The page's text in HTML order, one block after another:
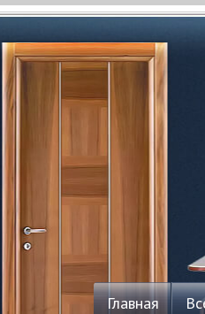
Главная